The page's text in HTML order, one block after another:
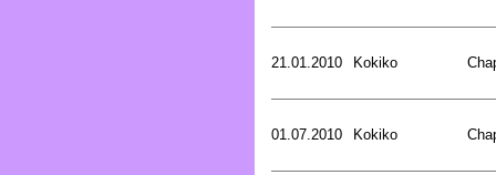
21.01.2010 Kokiko
01.07.2010 Kokiko